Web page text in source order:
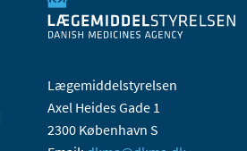
Lægemiddelstyrelsen
Axel Heides Gade 1
2300 København S